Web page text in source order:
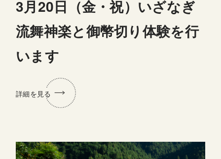
3月20日（金・祝）いざなぎ
流舞神楽と御幣切り体験を行
います
詳細を見る